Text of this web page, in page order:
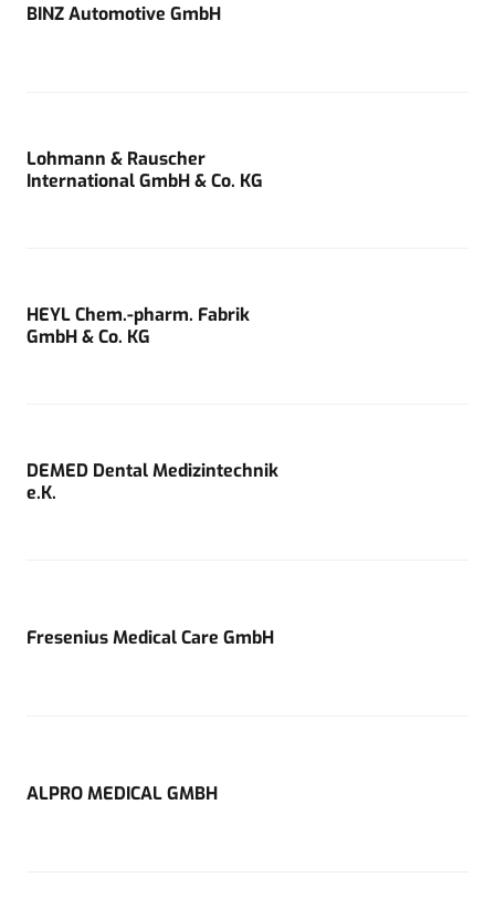
BINZ Automotive GmbH
Lohmann & Rauscher
International GmbH & Co. KG
HEYL Chem.-pharm. Fabrik
GmbH & Co. KG
DEMED Dental Medizintechnik
e.K.
Fresenius Medical Care GmbH
ALPRO MEDICAL GMBH